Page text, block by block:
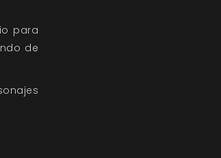
para
de